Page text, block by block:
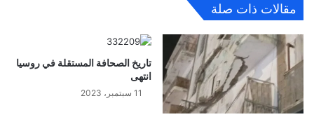
مقالات ذات صلة
تاريخ الصحافة المستقلة في روسيا
انتهى
11 سبتمبر، 2023